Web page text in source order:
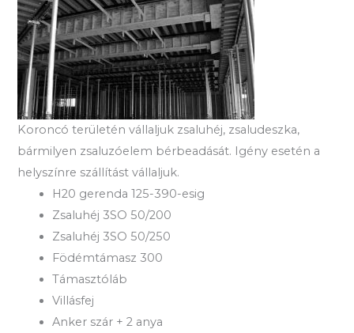
Koroncó területén vállaljuk zsaluhéj, zsaludeszka,
bármilyen zsaluzóelem bérbeadását. Igény esetén a
helyszínre szállítást vállaljuk.
H20 gerenda 125-390-esig
Zsaluhéj 3SO 50/200
Zsaluhéj 3SO 50/250
Födémtámasz 300
Támasztóláb
Villásfej
Anker szár + 2 anya